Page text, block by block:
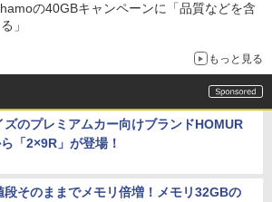
の40GBキャンペーンに「品質などを含
」
もっと見る
ズのプレミアムカー向けブランドHOMUR
「2×9R」が登場！
段そのままでメモリ倍増！メモリ32GBの